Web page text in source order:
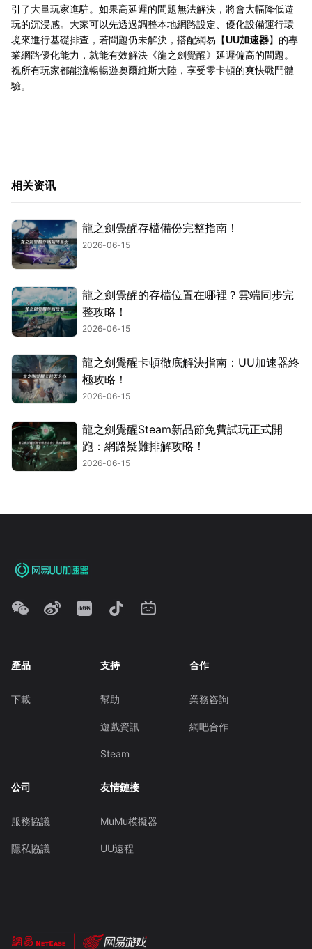
引了大量玩家進駐。如果高延遲的問題無法解決，將會大幅降低遊
玩的沉浸感。大家可以先透過調整本地網路設定、優化設備運行環
境來進行基礎排查，若問題仍未解決，搭配網易【UU加速器】的專
業網路優化能力，就能有效解決《龍之劍覺醒》延遲偏高的問題。
祝所有玩家都能流暢暢遊奧爾維斯大陸，享受零卡頓的爽快戰鬥體
驗。
相关资讯
龍之劍覺醒存檔備份完整指南！
2026-06-15
龍之劍覺醒的存檔位置在哪裡？雲端同步完
整攻略！
2026-06-15
龍之劍覺醒卡頓徹底解決指南：UU加速器終
極攻略！
2026-06-15
龍之劍覺醒Steam新品節免費試玩正式開
跑：網路疑難排解攻略！
2026-06-15
產品
下載
支持
幫助
遊戲資訊
Steam
合作
業務咨詢
網吧合作
公司
服務協議
隱私協議
友情鏈接
MuMu模擬器
UU遠程